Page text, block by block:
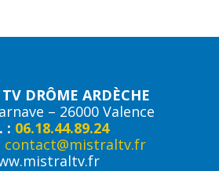
DRÔME ARDÈCHE
– 26000 Valence
: 06.18.44.89.24
contact@mistraltv.fr